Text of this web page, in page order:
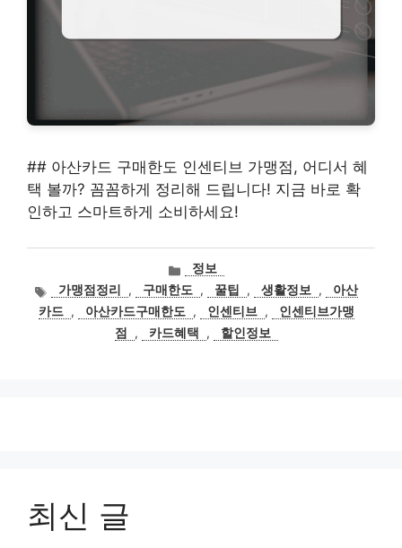
## 아산카드 구매한도 인센티브 가맹점, 어디서 혜
택 볼까? 꼼꼼하게 정리해 드립니다! 지금 바로 확
인하고 스마트하게 소비하세요!
카
테
고
리
정보
태
그
가맹점정리 , 구매한도 , 꿀팁 , 생활정보 ,
아산
카드 , 아산카드구매한도 , 인센티브 ,
인센티브가맹
점
, 카드혜택 , 할인정보
최신 글